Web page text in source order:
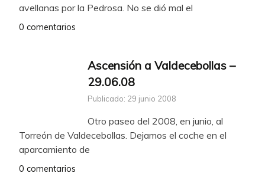
avellanas por la Pedrosa. No se dió mal el
0 comentarios
Ascensión a Valdecebollas –
29.06.08
Publicado: 29 junio 2008
Otro paseo del 2008, en junio, al
Torreón de Valdecebollas. Dejamos el coche en el
aparcamiento de
0 comentarios